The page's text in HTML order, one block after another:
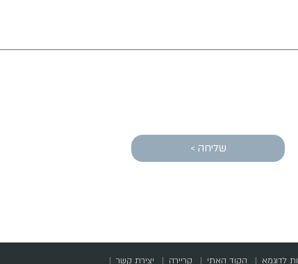
שליחה >
לדוגמא הקוד האתי קריירה יצירת קשר